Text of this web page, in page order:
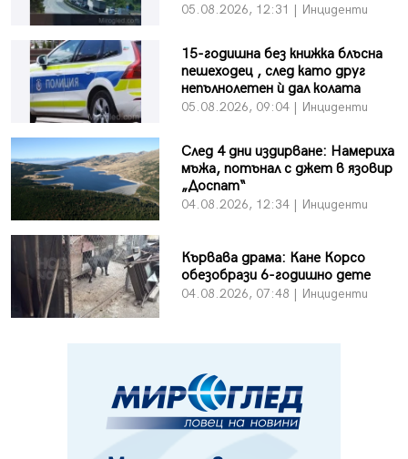
05.08.2026, 12:31 | Инциденти
15-годишна без книжка блъсна
пешеходец , след като друг
непълнолетен ѝ дал колата
05.08.2026, 09:04 | Инциденти
След 4 дни издирване: Намериха
мъжа, потънал с джет в язовир
„Доспат“
04.08.2026, 12:34 | Инциденти
Кървава драма: Кане Корсо
обезобрази 6-годишно дете
04.08.2026, 07:48 | Инциденти